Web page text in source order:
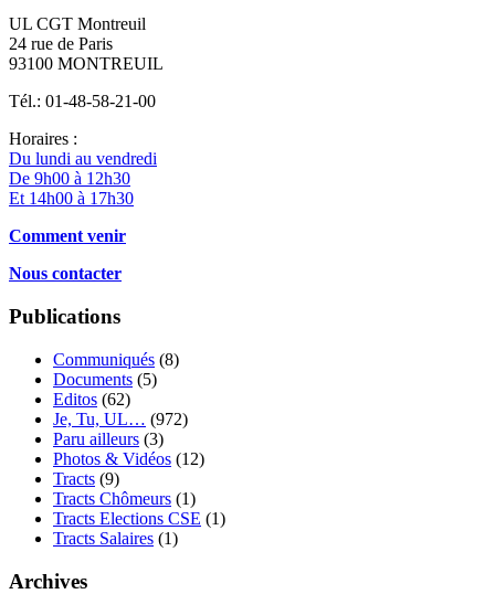
UL CGT Montreuil
24 rue de Paris
93100 MONTREUIL
Tél.: 01-48-58-21-00
Horaires :
Du lundi au vendredi
De 9h00 à 12h30
Et 14h00 à 17h30
Comment venir
Nous contacter
Publications
Communiqués (8)
Documents (5)
Editos (62)
Je, Tu, UL… (972)
Paru ailleurs (3)
Photos & Vidéos (12)
Tracts (9)
Tracts Chômeurs (1)
Tracts Elections CSE (1)
Tracts Salaires (1)
Archives